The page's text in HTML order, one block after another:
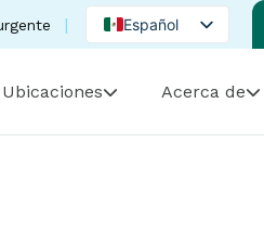
Español
Portuguese
Ubicaciones Acerca de